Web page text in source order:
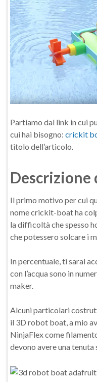
Partiamo dal link in cui
cui hai bisogno: crickit
titolo dell’articolo.
Descrizione
Il primo motivo per cui
nome crickit-boat ha
la difficoltà che spesso
che potessero solcare i
In percentuale, ti sarai
con l’acqua sono in
maker.
Alcuni particolari
il 3D robot boat, a mio
NinjaFlex come
devono avere una tenuta